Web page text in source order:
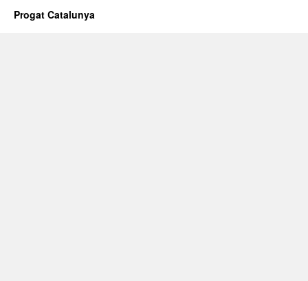
Progat Catalunya